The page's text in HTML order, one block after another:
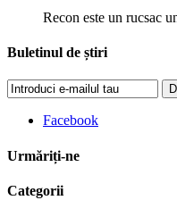
Recon este un rucsac
Buletinul de știri
Facebook
Urmăriți-ne
Categorii